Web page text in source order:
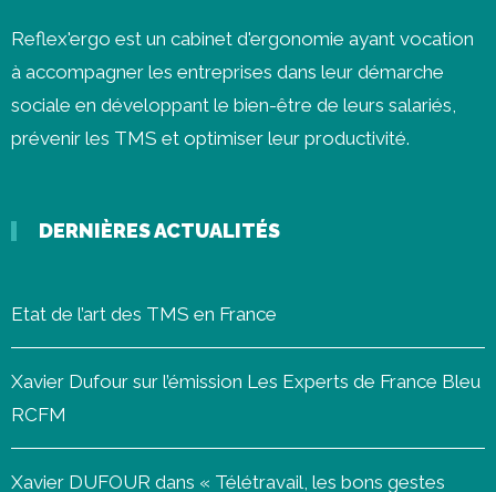
Reflex'ergo est un cabinet d'ergonomie ayant vocation
à accompagner les entreprises dans leur démarche
sociale en développant le bien-être de leurs salariés,
prévenir les TMS et optimiser leur productivité.
DERNIÈRES ACTUALITÉS
Etat de l’art des TMS en France
Xavier Dufour sur l’émission Les Experts de France Bleu
RCFM
Xavier DUFOUR dans « Télétravail, les bons gestes